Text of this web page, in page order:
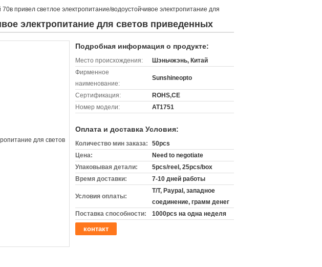
привел светлое электропитание/водоустойчивое электропитание для
электропитание для светов приведенных
Подробная информация о продукте:
Место происхождения:
Шэньчжэнь, Китай
Фирменное
наименование:
Sunshineopto
Сертификация:
ROHS,CE
Номер модели:
AT1751
Оплата и доставка Условия:
Количество мин заказа:
50pcs
Цена:
Need to negotiate
Упаковывая детали:
5pcs/reel, 25pcs/box
Время доставки:
7-10 дней работы
Условия оплаты:
T/T, Paypal, западное
соединение, грамм денег
Поставка способности:
1000pcs на одна неделя
контакт